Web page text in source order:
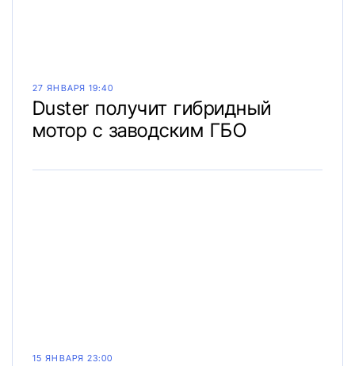
27 ЯНВАРЯ 19:40
Duster получит гибридный
мотор с заводским ГБО
15 ЯНВАРЯ 23:00